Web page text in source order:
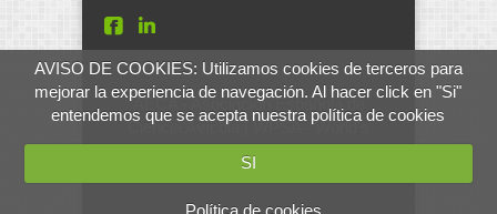
AVISO DE COOKIES: Utilizamos cookies de terceros para
mejorar la experiencia de navegación. Al hacer click en "Si"
entendemos que se acepta nuestra política de cookies
SI
Política de cookies
AECA - Asociación Española de
Ciencia Avícola | WPSA - World's
Desarrollado por